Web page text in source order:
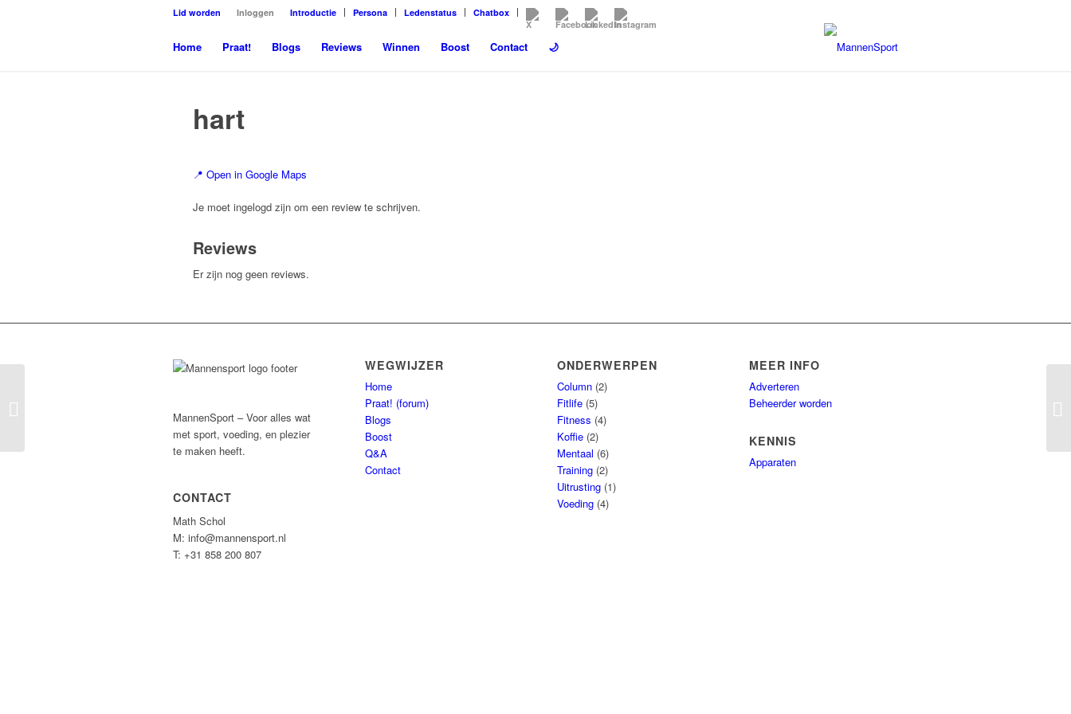
Lid worden Inloggen Introductie Persona Ledenstatus Chatbox
Home Praat! Blogs Reviews Winnen Boost Contact 🌙
hart
📍 Open in Google Maps
Je moet ingelogd zijn om een review te schrijven.
Reviews
Er zijn nog geen reviews.
MannenSport – Voor alles wat
met sport, voeding, en plezier
te maken heeft.
CONTACT
Math Schol
M: info@mannensport.nl
T: +31 858 200 807
WEGWIJZER
Home
Praat! (forum)
Blogs
Boost
Q&A
Contact
ONDERWERPEN
Column (2)
Fitlife (5)
Fitness (4)
Koffie (2)
Mentaal (6)
Training (2)
Uitrusting (1)
Voeding (4)
MEER INFO
Adverteren
Beheerder worden
KENNIS
Apparaten